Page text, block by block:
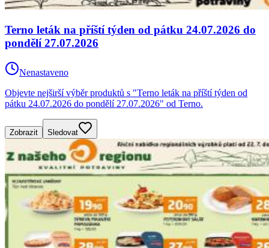
Terno leták na příští týden od pátku 24.07.2026 do
pondělí 27.07.2026
Nenastaveno
Objevte nejširší výběr produktů s "Terno leták na příští týden od
pátku 24.07.2026 do pondělí 27.07.2026" od Terno.
Zobrazit Sledovat